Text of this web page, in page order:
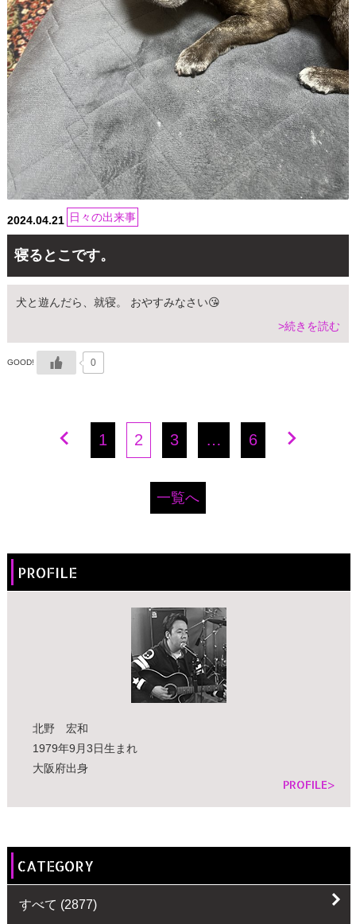
2024.04.21 日々の出来事
寝るとこです。
犬と遊んだら、就寝。 おやすみなさい😘
>続きを読む
GOOD! 0
1 2 3 … 6
一覧へ
PROFILE
北野 宏和
1979年9月3日生まれ
大阪府出身
PROFILE>
CATEGORY
すべて (2877)